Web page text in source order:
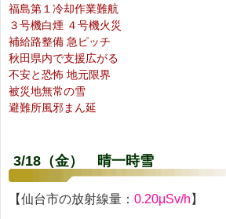
福島第１冷却作業難航
３号機白煙 ４号機火災
補給路整備 急ピッチ
秋田県内で支援広がる
不安と恐怖 地元限界
被災地無常の雪
避難所風邪まん延
3/18（金） 晴一時雪
【仙台市の放射線量： 0.20μSv/h 】